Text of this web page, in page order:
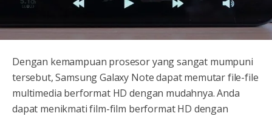
Dengan kemampuan prosesor yang sangat mumpuni
tersebut, Samsung Galaxy Note dapat memutar file-file
multimedia berformat HD dengan mudahnya. Anda
dapat menikmati film-film berformat HD dengan